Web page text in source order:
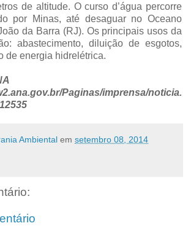
de altitude. O curso d’água percorre
por Minas, até desaguar no Oceano
da Barra (RJ). Os principais usos da
abastecimento, diluição de esgotos,
de energia hidrelétrica.
Paginas/imprensa/noticia.
Ambiental em setembro 08, 2014